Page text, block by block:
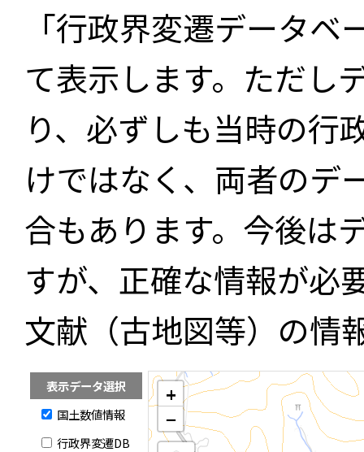
「行政界変遷データ
て表示します。ただし
り、必ずしも当時の行
けではなく、両者のデ
合もあります。今後は
すが、正確な情報が必
文献（古地図等）の情
表示データ選択
国土数値情報
行政界変遷DB
+
−